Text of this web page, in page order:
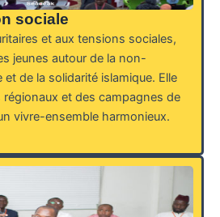
sociale
et aux tensions sociales,
jeunes autour de la non-
de la solidarité islamique. Elle
et des campagnes de
vivre-ensemble harmonieux.